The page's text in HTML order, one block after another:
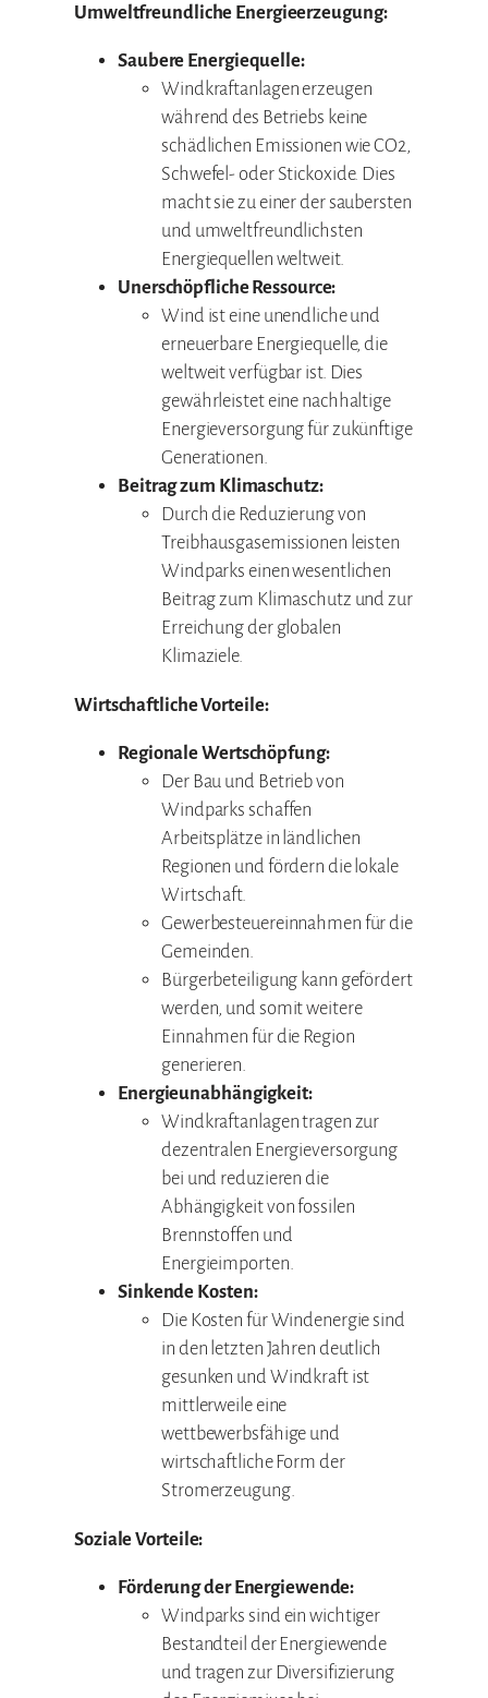
Umweltfreundliche Energieerzeugung:
Saubere Energiequelle:
Windkraftanlagen erzeugen
während des Betriebs keine
schädlichen Emissionen wie CO2,
Schwefel- oder Stickoxide. Dies
macht sie zu einer der saubersten
und umweltfreundlichsten
Energiequellen weltweit.
Unerschöpfliche Ressource:
Wind ist eine unendliche und
erneuerbare Energiequelle, die
weltweit verfügbar ist. Dies
gewährleistet eine nachhaltige
Energieversorgung für zukünftige
Generationen.
Beitrag zum Klimaschutz:
Durch die Reduzierung von
Treibhausgasemissionen leisten
Windparks einen wesentlichen
Beitrag zum Klimaschutz und zur
Erreichung der globalen
Klimaziele.
Wirtschaftliche Vorteile:
Regionale Wertschöpfung:
Der Bau und Betrieb von
Windparks schaffen
Arbeitsplätze in ländlichen
Regionen und fördern die lokale
Wirtschaft.
Gewerbesteuereinnahmen für die
Gemeinden.
Bürgerbeteiligung kann gefördert
werden, und somit weitere
Einnahmen für die Region
generieren.
Energieunabhängigkeit:
Windkraftanlagen tragen zur
dezentralen Energieversorgung
bei und reduzieren die
Abhängigkeit von fossilen
Brennstoffen und
Energieimporten.
Sinkende Kosten:
Die Kosten für Windenergie sind
in den letzten Jahren deutlich
gesunken und Windkraft ist
mittlerweile eine
wettbewerbsfähige und
wirtschaftliche Form der
Stromerzeugung.
Soziale Vorteile:
Förderung der Energiewende:
Windparks sind ein wichtiger
Bestandteil der Energiewende
und tragen zur Diversifizierung